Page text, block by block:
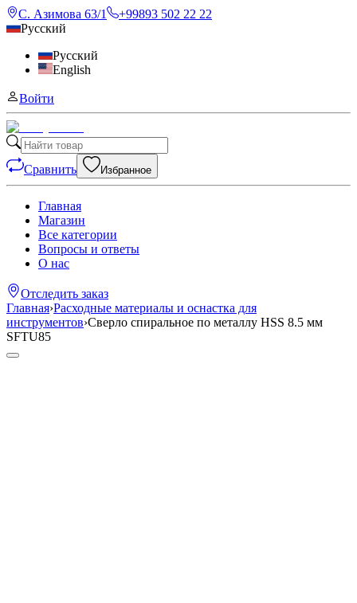
С. Азимова 63/1
+99893 502 22 22
Русский
Русский
English
Войти
Сравнить Избранное
Главная
Магазин
Все категории
Вопросы и ответы
О нас
Отследить заказ
Главная›Расходные материалы и оснастка для
инструментов›Сверло спиральное по металлу HSS 8.5 мм
SFTU85